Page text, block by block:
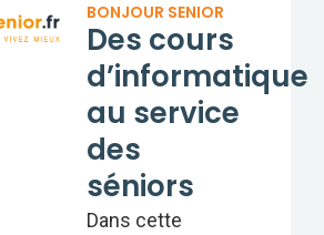
BONJOUR SENIOR
Des cours
d’informatique
au service
des
séniors
Dans cette